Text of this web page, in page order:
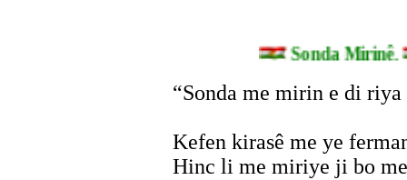
Sonda Mirinê.
“Sonda me mirin e di
Kefen kirasê me ye
Hinc li me miriye ji bo